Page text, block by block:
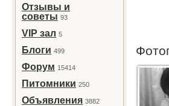
Отзывы и
советы 93
VIP зал 5
Блоги 499
Форум 15414
Питомники 250
Объявления 3882